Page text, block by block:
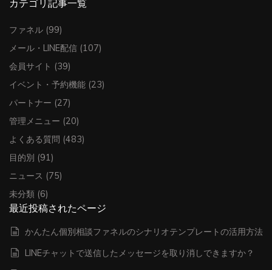
カテゴリ記事一覧
ファネル (99)
メール・LINE配信 (107)
会員サイト (39)
イベント・予約機能 (23)
パートナー (27)
管理メニュー (20)
よくある質問 (483)
目的別 (91)
ニュース (75)
未分類 (6)
最近投稿されたページ
かんたん個別相談ファネルのシナリオテンプレートの活用方法
LINEチャットで送信したメッセージを取り消しできますか？